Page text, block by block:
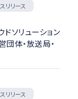
リリース
ソリューション
体・放送局・
リリース